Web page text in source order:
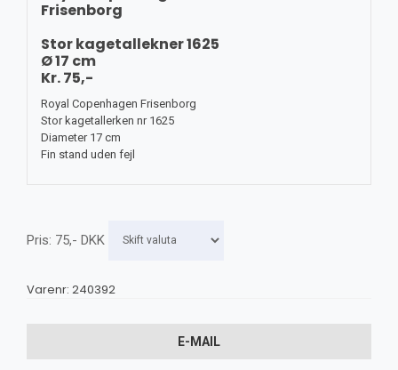
Frisenborg
Stor kagetallekner 1625
Ø 17 cm
Kr. 75,-
Royal Copenhagen Frisenborg
Stor kagetallerken nr 1625
Diameter 17 cm
Fin stand uden fejl
Pris: 75,- DKK
Varenr: 240392
E-MAIL